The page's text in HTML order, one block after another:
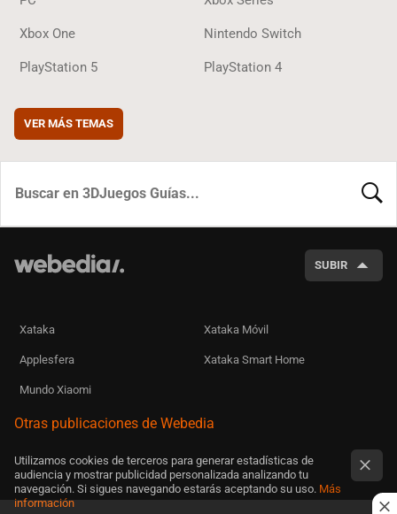
Xbox One Nintendo Switch
PlayStation 5 PlayStation 4
VER MÁS TEMAS
SUBIR
Xataka Xataka Móvil
Applesfera Xataka Smart Home
Mundo Xiaomi
Otras publicaciones de Webedia
Utilizamos cookies de terceros para generar estadísticas de
audiencia y mostrar publicidad personalizada analizando tu
navegación. Si sigues navegando estarás aceptando su uso. Más
información